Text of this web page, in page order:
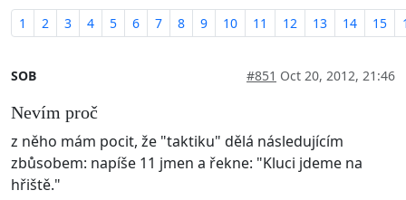
1 2 3 4 5 6 7 8 9 10 11 12 13 14 15
SOB #851 Oct 20, 2012, 21:46
Nevím proč
z něho mám pocit, že "taktiku" dělá následujícím
zbůsobem: napíše 11 jmen a řekne: "Kluci jdeme na
hřiště."